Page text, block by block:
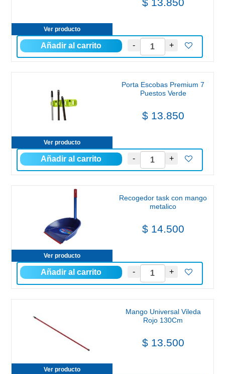
Ver producto
Ver producto
Porta Escobas Premium 7
Puestos Verde
$ 13.850
Ver producto
Recogedor task con mango
metalico
$ 14.500
Ver producto
Mango Universal Vileda
Rojo 130Cm
$ 13.500